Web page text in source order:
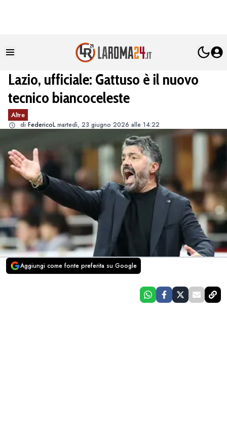
Lazio, ufficiale: Gattuso è il nuovo
tecnico biancoceleste
Altre
di FedericoL martedì, 23 giugno 2026 alle 14:22
Aggiungi come fonte preferita su Google